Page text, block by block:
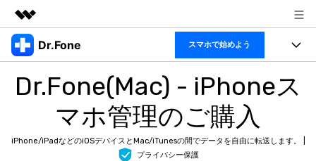
製品
ユーティリティ
法人・教育・パートナー
ソリューション
Dr.Fone スマホで始めよう
機能セット
Dr.Fone Basic
デスクトップ製品
Dr.Fone(Mac) - iPhoneス
マホ管理のご購入
iPhone/iPadなどのiOSデバイスとMac/iTunesの間でデータを自由に転送します。 |
プライバシー保護